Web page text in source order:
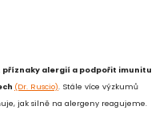
alergií a podpořit imunitu
(Dr. Ruscio). Stále více výzkumů
jak silně na alergeny reagujeme.